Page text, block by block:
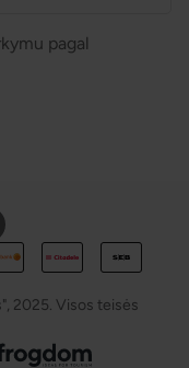
pagal
2025. Visos teisės